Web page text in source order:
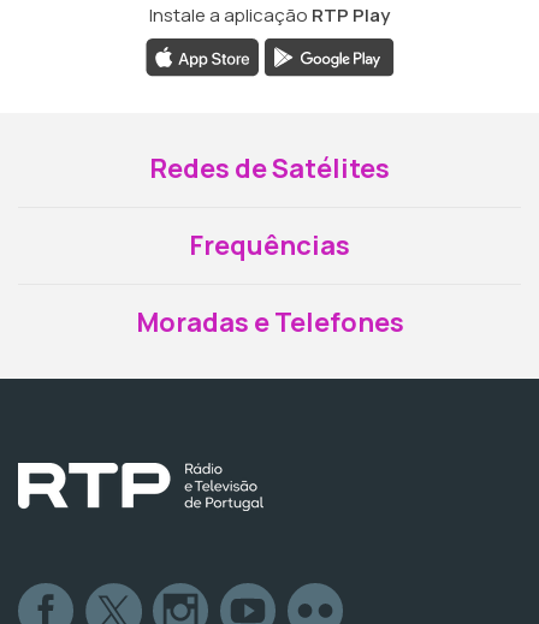
Instale a aplicação RTP Play
Redes de Satélites
Frequências
Moradas e Telefones